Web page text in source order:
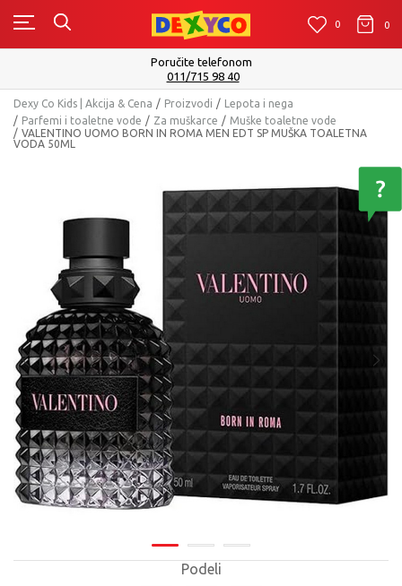
0 0 0
Poručite telefonom
011/715 98 40
Dexy Co Kids | Akcija & Cena Proizvodi
Lepota i nega
Parfemi i toaletne vode
Za muškarce
Muške toaletne vode
VALENTINO UOMO BORN IN ROMA MEN EDT SP MUŠKA TOALETNA
VODA 50ML
Podeli